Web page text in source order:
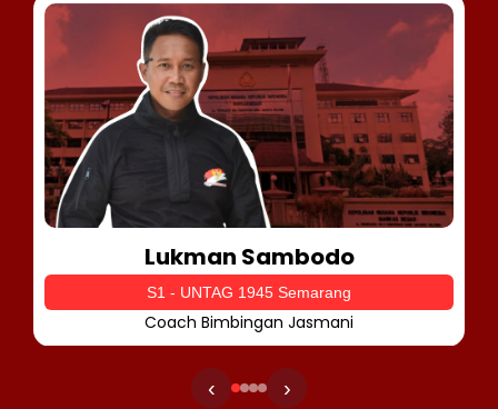
Lukman Sambodo
S1 - UNTAG 1945 Semarang
Coach Bimbingan Jasmani
‹ ›